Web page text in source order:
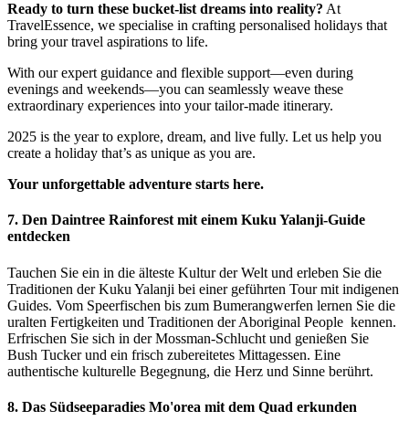
Ready to turn these bucket-list dreams into reality? At
TravelEssence, we specialise in crafting personalised holidays that
bring your travel aspirations to life.
With our expert guidance and flexible support—even during
evenings and weekends—you can seamlessly weave these
extraordinary experiences into your tailor-made itinerary.
2025 is the year to explore, dream, and live fully. Let us help you
create a holiday that’s as unique as you are.
Your unforgettable adventure starts here.
7. Den Daintree Rainforest mit einem Kuku Yalanji-Guide
entdecken
Tauchen Sie ein in die älteste Kultur der Welt und erleben Sie die
Traditionen der Kuku Yalanji bei einer geführten Tour mit indigenen
Guides. Vom Speerfischen bis zum Bumerangwerfen lernen Sie die
uralten Fertigkeiten und Traditionen der Aboriginal People kennen.
Erfrischen Sie sich in der Mossman-Schlucht und genießen Sie
Bush Tucker und ein frisch zubereitetes Mittagessen. Eine
authentische kulturelle Begegnung, die Herz und Sinne berührt.
8. Das Südseeparadies Mo'orea mit dem Quad erkunden